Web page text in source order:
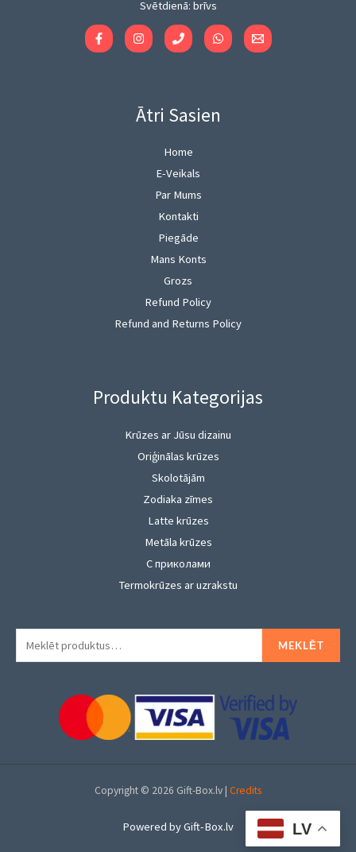
Svētdienā: brīvs
Ātri Sasien
Home
E-Veikals
Par Mums
Kontakti
Piegāde
Mans Konts
Grozs
Refund Policy
Refund and Returns Policy
Produktu Kategorijas
Krūzes ar Jūsu dizainu
Oriģinālas krūzes
Skolotājām
Zodiaka zīmes
Latte krūzes
Metāla krūzes
С приколами
Termokrūzes ar uzrakstu
MEKLĒT
Copyright © 2026 Gift-Box.lv | Credits
Powered by Gift-Box.lv LV